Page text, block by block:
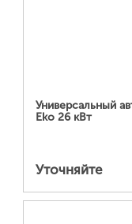
Универсальный
Eko 26 кВт
Уточняйте